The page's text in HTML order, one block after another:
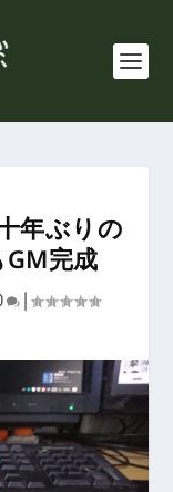
年ぶりの
完成
|